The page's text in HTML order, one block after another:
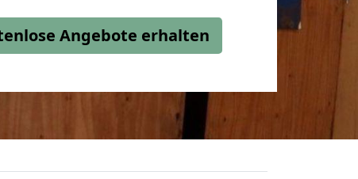
Angebote erhalten